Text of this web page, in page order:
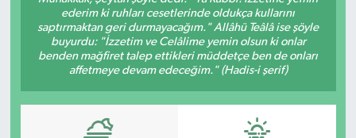
ederim ki ruhları cesetlerinde oldukça kullarını
saptırmaktan geri durmayacağım." Allâhü Teâlâ ise şöyle
buyurdu: "İzzetim ve Celâlime yemin olsun ki onlar
benden mağfiret talep ettikleri müddetçe ben de onları
affetmeye devam edeceğim." (Hadis-i şerif)